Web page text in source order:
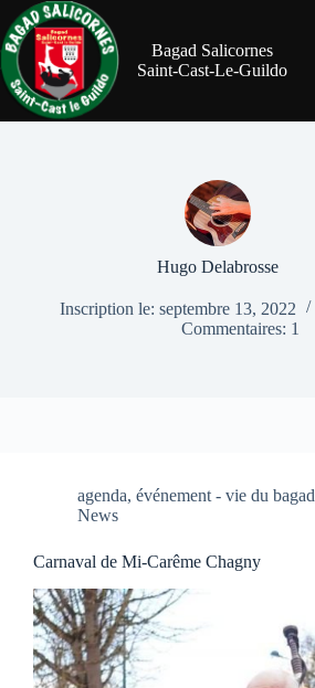
Bagad Salicornes
Saint-Cast-Le-Guildo
Hugo Delabrosse
Inscription le: septembre 13, 2022
Commentaires: 1
agenda, événement - vie du bagad
News
Carnaval de Mi-Carême Chagny